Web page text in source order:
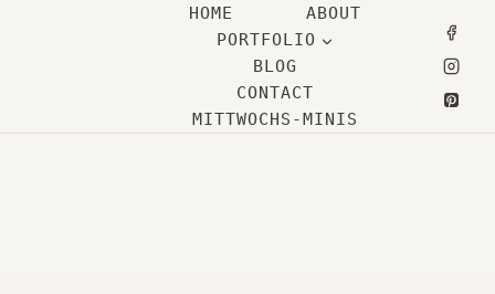
HOME
ABOUT
PORTFOLIO
BLOG
CONTACT
MITTWOCHS-MINIS